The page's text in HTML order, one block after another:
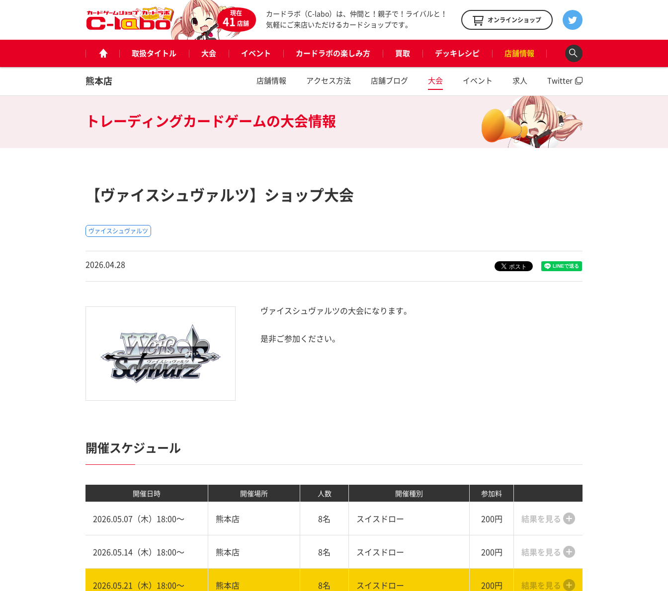
現在
41店舗
カードラボ（C-labo）は、仲間と！親子で！ライバルと！
気軽にご来店いただけるカードショップです。
オンラインショップ
取扱タイトル 大会 イベント カードラボの楽しみ方 買取 デッキレシピ 店舗情報
熊本店 店舗情報 アクセス方法 店舗ブログ 大会 イベント 求人 Twitter
トレーディングカードゲームの大会情報
【ヴァイスシュヴァルツ】ショップ大会
ヴァイスシュヴァルツ
2026.04.28
ヴァイスシュヴァルツの大会になります。
是非ご参加ください。
開催スケジュール
開催日時 開催場所 人数 開催種別 参加料
2026.05.07（木）18:00〜 熊本店 8名 スイスドロー 200円 結果を見る
2026.05.14（木）18:00〜 熊本店 8名 スイスドロー 200円 結果を見る
2026.05.21（木）18:00〜 熊本店 8名 スイスドロー 200円 結果を見る